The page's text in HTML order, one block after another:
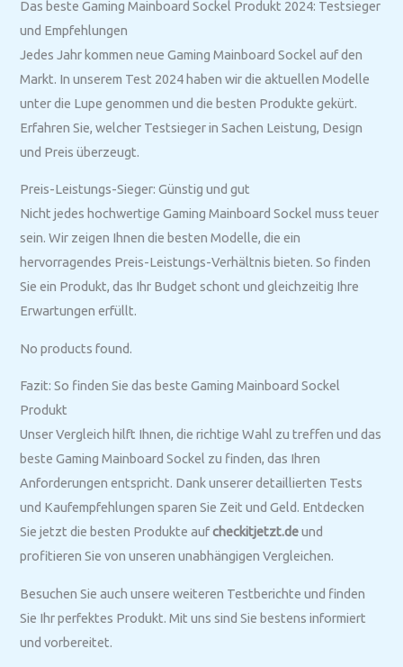
Das beste Gaming Mainboard Sockel Produkt 2024: Testsieger
und Empfehlungen
Jedes Jahr kommen neue Gaming Mainboard Sockel auf den
Markt. In unserem Test 2024 haben wir die aktuellen Modelle
unter die Lupe genommen und die besten Produkte gekürt.
Erfahren Sie, welcher Testsieger in Sachen Leistung, Design
und Preis überzeugt.
Preis-Leistungs-Sieger: Günstig und gut
Nicht jedes hochwertige Gaming Mainboard Sockel muss teuer
sein. Wir zeigen Ihnen die besten Modelle, die ein
hervorragendes Preis-Leistungs-Verhältnis bieten. So finden
Sie ein Produkt, das Ihr Budget schont und gleichzeitig Ihre
Erwartungen erfüllt.
No products found.
Fazit: So finden Sie das beste Gaming Mainboard Sockel
Produkt
Unser Vergleich hilft Ihnen, die richtige Wahl zu treffen und das
beste Gaming Mainboard Sockel zu finden, das Ihren
Anforderungen entspricht. Dank unserer detaillierten Tests
und Kaufempfehlungen sparen Sie Zeit und Geld. Entdecken
Sie jetzt die besten Produkte aufcheckitjetzt.deund
profitieren Sie von unseren unabhängigen Vergleichen.
Besuchen Sie auch unsere weiteren Testberichte und finden
Sie Ihr perfektes Produkt. Mit uns sind Sie bestens informiert
und vorbereitet.